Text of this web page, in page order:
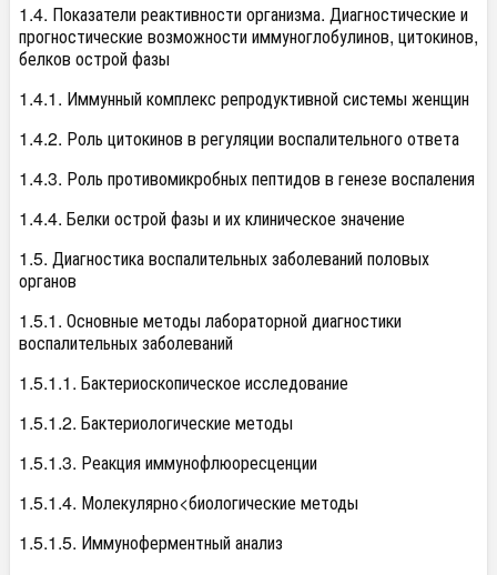
1.4. Показатели реактивности организма. Диагностические и
прогностические возможности иммуноглобулинов, цитокинов,
белков острой фазы
1.4.1. Иммунный комплекс репродуктивной системы женщин
1.4.2. Роль цитокинов в регуляции воспалительного ответа
1.4.3. Роль противомикробных пептидов в генезе воспаления
1.4.4. Белки острой фазы и их клиническое значение
1.5. Диагностика воспалительных заболеваний половых
органов
1.5.1. Основные методы лабораторной диагностики
воспалительных заболеваний
1.5.1.1. Бактериоскопическое исследование
1.5.1.2. Бактериологические методы
1.5.1.3. Реакция иммунофлюоресценции
1.5.1.4. Молекулярно<биологические методы
1.5.1.5. Иммуноферментный анализ